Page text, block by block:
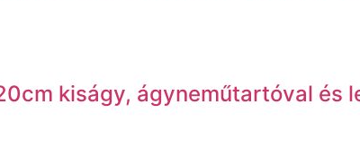
kiságy, ágyneműtartóval és